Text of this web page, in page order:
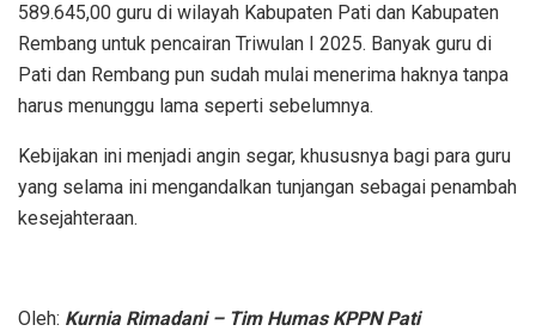
589.645,00 guru di wilayah Kabupaten Pati dan Kabupaten
Rembang untuk pencairan Triwulan I 2025. Banyak guru di
Pati dan Rembang pun sudah mulai menerima haknya tanpa
harus menunggu lama seperti sebelumnya.
Kebijakan ini menjadi angin segar, khususnya bagi para guru
yang selama ini mengandalkan tunjangan sebagai penambah
kesejahteraan.
Oleh: Kurnia Rimadani – Tim Humas KPPN Pati